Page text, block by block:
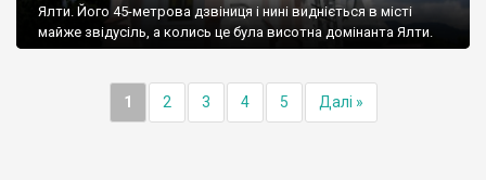
Ялти. Його 45-метрова дзвіниця і нині видніється в місті
майже звідусіль, а колись це була висотна домінанта Ялти.
1 2 3 4 5 Далі »